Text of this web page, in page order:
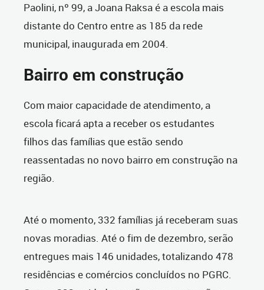
Paolini, nº 99, a Joana Raksa é a escola mais
distante do Centro entre as 185 da rede
municipal, inaugurada em 2004.
Bairro em construção
Com maior capacidade de atendimento, a
escola ficará apta a receber os estudantes
filhos das famílias que estão sendo
reassentadas no novo bairro em construção na
região.
Até o momento, 332 famílias já receberam suas
novas moradias. Até o fim de dezembro, serão
entregues mais 146 unidades, totalizando 478
residências e comércios concluídos no PGRC.